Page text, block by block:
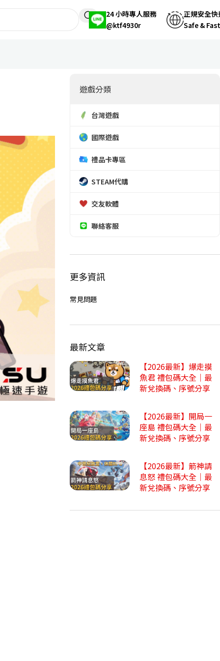
24 小時專人服務
@ktf4930r
正規安全快
Safe & Fast
遊戲分類
台灣遊戲
國際遊戲
禮品卡專區
STEAM代購
交友軟體
聯絡客服
更多資訊
常見問題
最新文章
【2026最新】爆走摸
魚君 禮包碼大全｜最
新兌換碼、序號分享
【2026最新】開局一
座島 禮包碼大全｜最
新兌換碼、序號分享
【2026最新】箭神請
息怒 禮包碼大全｜最
新兌換碼、序號分享